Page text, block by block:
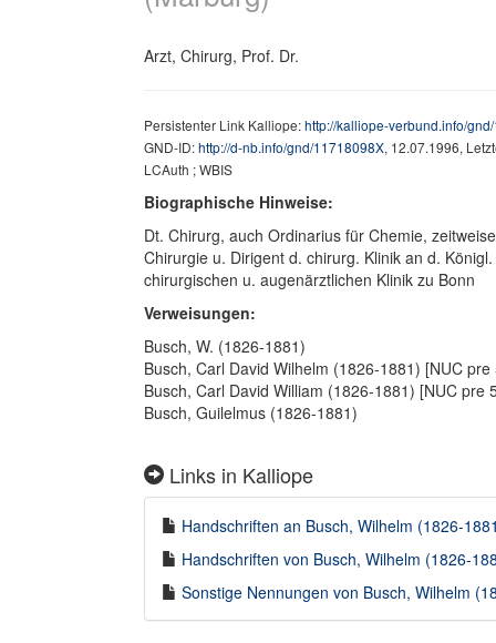
Arzt, Chirurg, Prof. Dr.
Persistenter Link Kalliope:http://kalliope-verbund.info/
GND-ID:http://d-nb.info/gnd/11718098X, 12.07.1996,
LCAuth ; WBIS
Biographische Hinweise:
Dt. Chirurg, auch Ordinarius für Chemie,
Chirurgie u. Dirigent d. chirurg. Klinik an d.
chirurgischen u. augenärztlichen Klinik zu Bonn
Verweisungen:
Busch, W. (1826-1881)
Busch, Carl David Wilhelm (1826-1881) [NUC pre
Busch, Carl David William (1826-1881) [NUC pre
Busch, Guilelmus (1826-1881)
Links in Kalliope
Handschriften an Busch, Wilhelm (1826-
Handschriften von Busch, Wilhelm (1826-
Sonstige Nennungen von Busch, Wilhelm